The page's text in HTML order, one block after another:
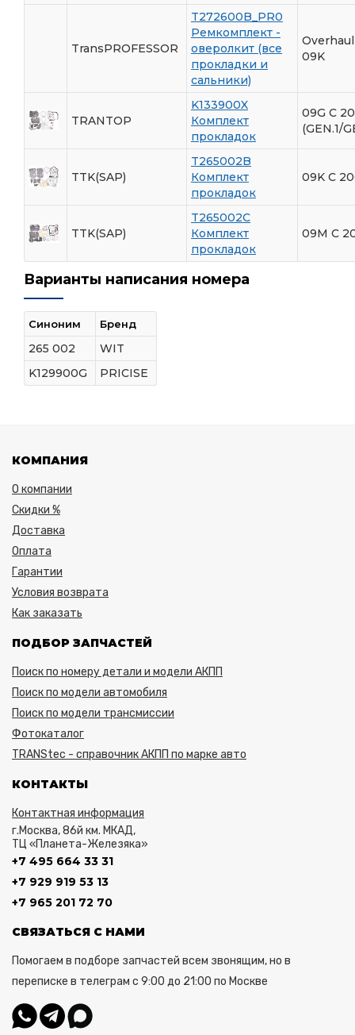
TransPROFESSOR
T272600B_PR0
Ремкомплект -
оверолкит (все
прокладки и
сальники)
09K
TRANTOP
K133900X
Комплект
прокладок
09G С
(GEN.1/
TTK(SAP)
T265002B
Комплект
прокладок
09K С
TTK(SAP)
T265002C
Комплект
прокладок
09M С
Варианты написания номера
Синоним Бренд
265 002
WIT
K129900G
PRICISE
КОМПАНИЯ
О компании
Скидки %
Доставка
Оплата
Гарантии
Условия возврата
Как заказать
ПОДБОР ЗАПЧАСТЕЙ
Поиск по номеру детали и модели АКПП
Поиск по модели автомобиля
Поиск по модели трансмиссии
Фотокаталог
TRANStec - справочник АКПП по марке авто
КОНТАКТЫ
Контактная информация
г.Москва, 86й км. МКАД,
ТЦ «Планета-Железяка»
+7 495 664 33 31
+7 929 919 53 13
+7 965 201 72 70
СВЯЗАТЬСЯ С НАМИ
Помогаем в подборе запчастей всем звонящим, но в
переписке в телеграм с 9:00 до 21:00 по Москве